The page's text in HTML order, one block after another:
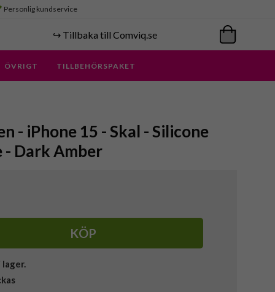
Personlig kundservice
↪️ Tillbaka till Comviq.se
ÖVRIGT TILLBEHÖRSPAKET
- iPhone 15 - Skal - Silicone
- Dark Amber
KÖP